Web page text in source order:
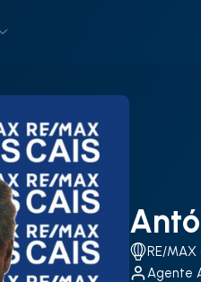
RE/MAX
Agente